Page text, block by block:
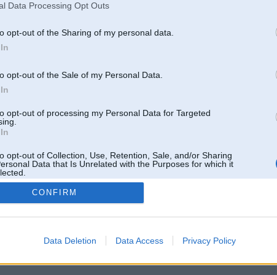
Data Processing Opt Outs
opt-out of the Sharing of my personal data.
opt-out of the Sale of my Personal Data.
opt-out of processing my Personal Data for Targeted
opt-out of Collection, Use, Retention, Sale, and/or Sharing
Data that Is Unrelated with the Purposes for which it
CONFIRM
Data Deletion Data Access Privacy Policy
un nav saistīts ar